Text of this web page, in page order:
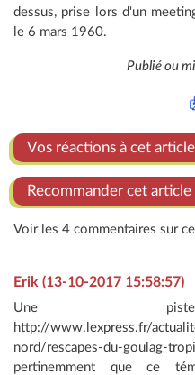
dessus, prise lors d'un
le 6 mars 1960.
Publié ou
Vos réactions à cet article
Recommander cet article
Voir les 4 commentaires sur
Erik (13-10-2017 15:58:57)
Une piste
http://www.lexpress.fr/
nord/rescapes-du-goulag-
pertinemment que ce